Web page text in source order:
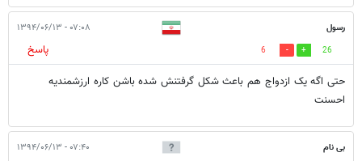
رسول ۰۷:۰۸ - ۱۳۹۴/۰۶/۱۳
26
6
پاسخ
حتی اگه یک ازدواج هم باعث شکل گرفتنش شده باشن کاره ارزشمندیه
احسنت
بی نام ۰۷:۴۰ - ۱۳۹۴/۰۶/۱۳